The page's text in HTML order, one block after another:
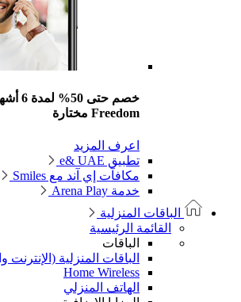
خصم حتى 50% لمدة 6 أشهر
Freedom مختارة
اعرف المزيد
مكافآت إي آند مع Smiles
الباقات المنزلية
القائمة الرئيسية
الباقات
الباقات المنزلية (الإنترنت والتلفاز)
Home Wireless
الهاتف المنزلي